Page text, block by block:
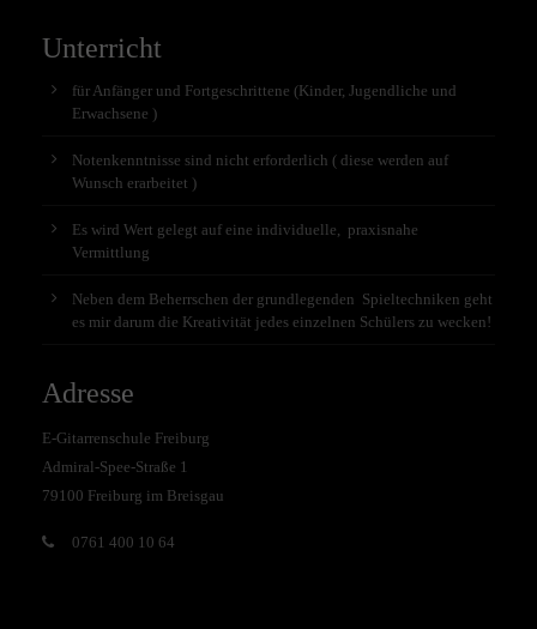
Unterricht
für Anfänger und Fortgeschrittene (Kinder, Jugendliche und
Erwachsene )
Notenkenntnisse sind nicht erforderlich ( diese werden auf
Wunsch erarbeitet )
Es wird Wert gelegt auf eine individuelle, praxisnahe
Vermittlung
Neben dem Beherrschen der grundlegenden Spieltechniken geht
es mir darum die Kreativität jedes einzelnen Schülers zu wecken!
Adresse
E-Gitarrenschule Freiburg
Admiral-Spee-Straße 1
79100 Freiburg im Breisgau
0761 400 10 64